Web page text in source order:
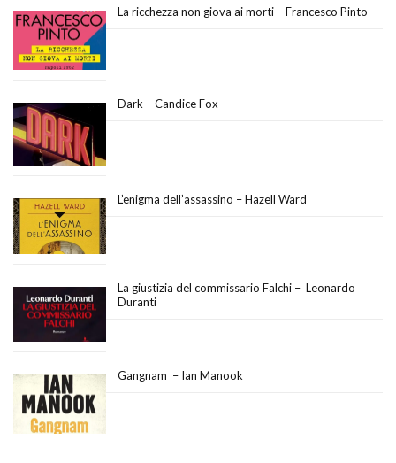
La ricchezza non giova ai morti – Francesco Pinto
Dark – Candice Fox
L’enigma dell’assassino – Hazell Ward
La giustizia del commissario Falchi – Leonardo
Duranti
Gangnam – Ian Manook